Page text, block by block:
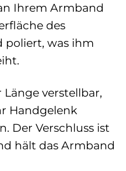
Ihrem Armband
des
was ihm
verstellbar,
Handgelenk
Der Verschluss ist
hält das Armband